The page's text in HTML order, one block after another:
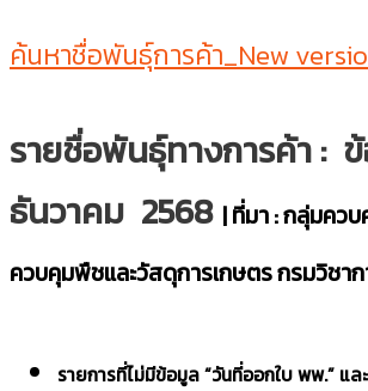
ค้นหาชื่อพันธุ์การค้า_New
รายชื่อพันธุ์ทางการค้า :
ธันวาคม 2568| ที่มา : กลุ่มคว
ควบคุมพืชและวัสดุการเกษตร กรมวิชา
รายการที่ไม่มีข้อมูล “วันที่ออกใบ พพ.” แล